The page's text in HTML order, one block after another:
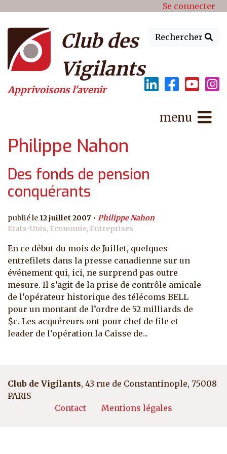
Menu du compte de Se connecter
Rechercher
Club des
Vigilants
Apprivoisons l'avenir
menu
Philippe Nahon
Des fonds de pension
conquérants
12 juillet 2007
Philippe Nahon
Etats-Unis, Economie, Entreprises
En ce début du mois de Juillet, quelques
entrefilets dans la presse canadienne sur un
événement qui, ici, ne surprend pas outre
mesure. Il s’agit de la prise de contrôle amicale
de l’opérateur historique des télécoms BELL
pour un montant de l’ordre de 52 milliards de
$c. Les acquéreurs ont pour chef de file et
leader de l’opération la Caisse de...
Club de Vigilants, 43 rue de Constantinople, 75008
PARIS
Pied de page
Contact Mentions légales